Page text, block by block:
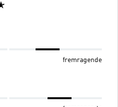
fremragende